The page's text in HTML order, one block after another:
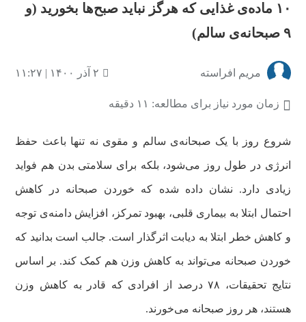
۱۰ ماده‌ی غذایی که هرگز نباید صبح‌ها بخورید (و
۹ صبحانه‌ی سالم)
مریم افراسته ۲ آذر ۱۴۰۰ | ۱۱:۲۷
زمان مورد نیاز برای مطالعه: ۱۱ دقیقه
شروع روز با یک صبحانه‌ی سالم و مقوی نه تنها باعث حفظ
انرژی در طول روز می‌شود، بلکه برای سلامتی بدن هم فواید
زیادی دارد‌. نشان داده شده که خوردن صبحانه در کاهش
احتمال ابتلا به بیماری قلبی، بهبود تمرکز، افزایش دامنه‌ی توجه
و کاهش خطر ابتلا به دیابت اثرگذار است. جالب است بدانید که
خوردن صبحانه می‌تواند به کاهش وزن هم کمک کند. بر اساس
نتایج تحقیقات، ۷۸ درصد از افرادی که قادر به کاهش وزن
هستند، هر روز صبحانه می‌خورند.